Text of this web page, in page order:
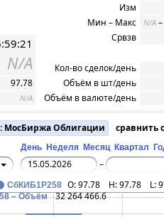
N/A
97.78
N/A
Изм
Мин – Макс
N/A –
Срвзв
Кол-во сделок/день
Объём в шт/день
Объём в валюте/день
МосБиржа Облигации
сравнить
День Неделя Месяц Квартал
–
СбКИБ1P258 O:97.78 H:97.78 L:
– Объём 32 264 466.6